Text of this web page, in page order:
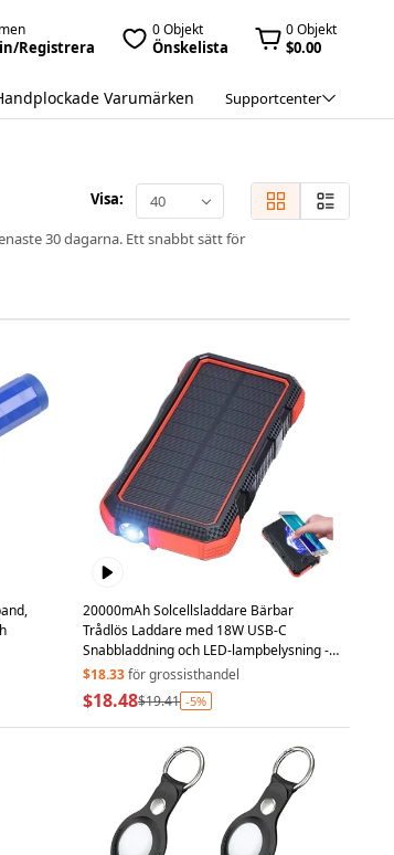
Registrera
0 Objekt
Önskelista
0 Objekt
$0.00
Varumärken Supportcenter
Visa:
40
30 dagarna. Ett snabbt sätt för
20000mAh Solcellsladdare Bärbar
Trådlös Laddare med 18W USB-C
Snabbladdning och LED-lampbelysning -
Röd
$18.33för grossisthandel
$18.48$19.41 -5%